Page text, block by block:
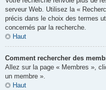
serveur Web. Utilisez la «
précis dans le choix des termes
concernés par la recherche.
Haut
Comment rechercher des
Allez sur la page « Membres »,
un membre ».
Haut